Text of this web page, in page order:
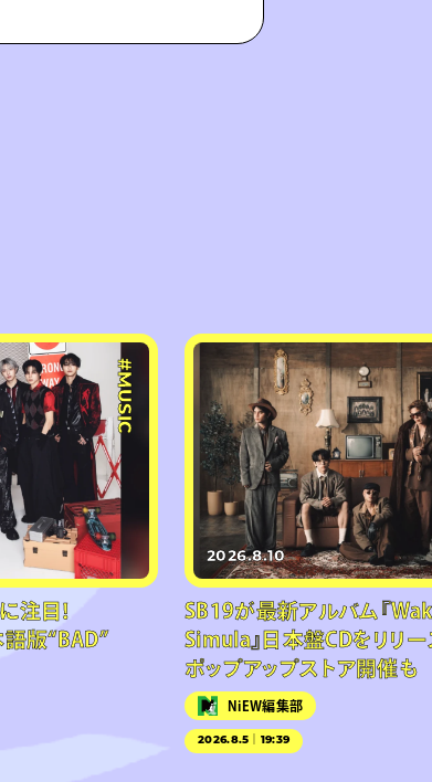
#MUSIC
注目！
語版“BAD”
2026.8.10
SB19が最新アルバム『
Simula』日本盤CDをリリー
ポップアップストア開催も
NiEW編集部
2026.8.5｜19:39